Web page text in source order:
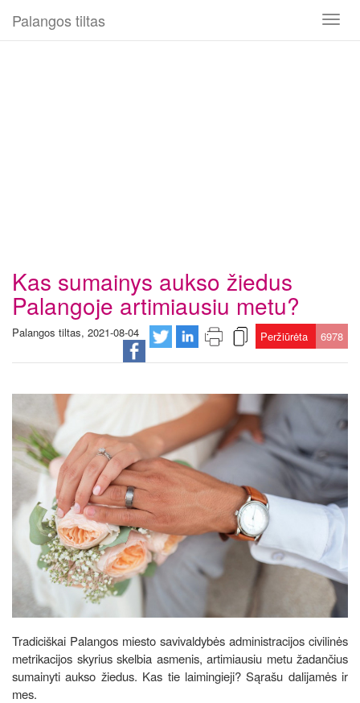
Toggle
Palangos tiltas
Kas sumainys aukso žiedus
Palangoje artimiausiu metu?
Palangos tiltas, 2021-08-04 Peržiūrėta 6978
Tradiciškai Palangos miesto savivaldybės administracijos civilinės
metrikacijos skyrius skelbia asmenis, artimiausiu metu žadančius
sumainyti aukso žiedus. Kas tie laimingieji? Sąrašu dalijamės ir
mes.